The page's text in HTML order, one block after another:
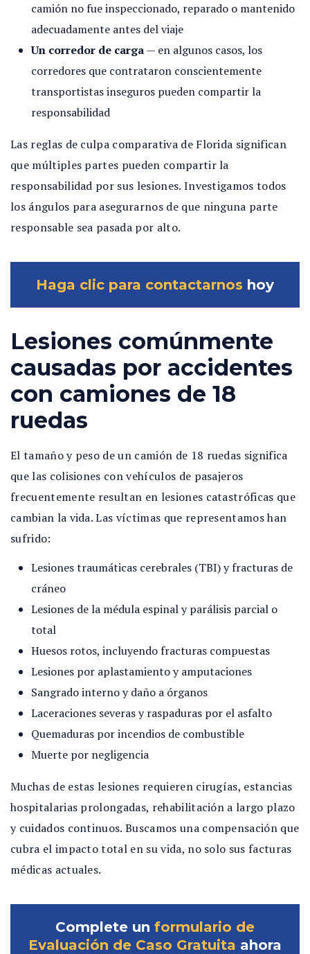
camión no fue inspeccionado, reparado o mantenido
adecuadamente antes del viaje
Un corredor de carga— en algunos casos, los
corredores que contrataron conscientemente
transportistas inseguros pueden compartir la
responsabilidad
Las reglas de culpa comparativa de Florida significan
que múltiples partes pueden compartir la
responsabilidad por sus lesiones. Investigamos todos
los ángulos para asegurarnos de que ninguna parte
responsable sea pasada por alto.
Haga clic para contactarnos hoy
Lesiones comúnmente
causadas por accidentes
con camiones de 18
ruedas
El tamaño y peso de un camión de 18 ruedas significa
que las colisiones con vehículos de pasajeros
frecuentemente resultan en lesiones catastróficas que
cambian la vida. Las víctimas que representamos han
sufrido:
Lesiones traumáticas cerebrales (TBI) y fracturas de
cráneo
Lesiones de la médula espinal y parálisis parcial o
total
Huesos rotos, incluyendo fracturas compuestas
Lesiones por aplastamiento y amputaciones
Sangrado interno y daño a órganos
Laceraciones severas y raspaduras por el asfalto
Quemaduras por incendios de combustible
Muerte por negligencia
Muchas de estas lesiones requieren cirugías, estancias
hospitalarias prolongadas, rehabilitación a largo plazo
y cuidados continuos. Buscamos una compensación que
cubra el impacto total en su vida, no solo sus facturas
médicas actuales.
Complete un formulario de
Evaluación de Caso Gratuita ahora